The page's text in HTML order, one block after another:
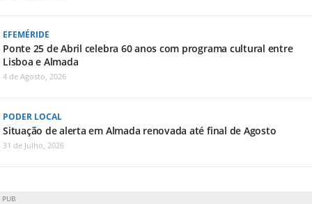
EFEMÉRIDE
Ponte 25 de Abril celebra 60 anos com programa cultural entre
Lisboa e Almada
4 de Agosto, 2026
PODER LOCAL
Situação de alerta em Almada renovada até final de Agosto
31 de Julho, 2026
PUB